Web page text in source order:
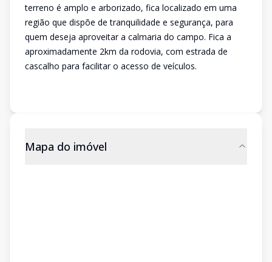
terreno é amplo e arborizado, fica localizado em uma
região que dispõe de tranquilidade e segurança, para
quem deseja aproveitar a calmaria do campo. Fica a
aproximadamente 2km da rodovia, com estrada de
cascalho para facilitar o acesso de veículos.
Mapa do imóvel